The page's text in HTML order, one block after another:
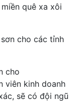
quê xa xôi
cho các tỉnh
cho
viên kinh doanh
sẽ có đội ngũ